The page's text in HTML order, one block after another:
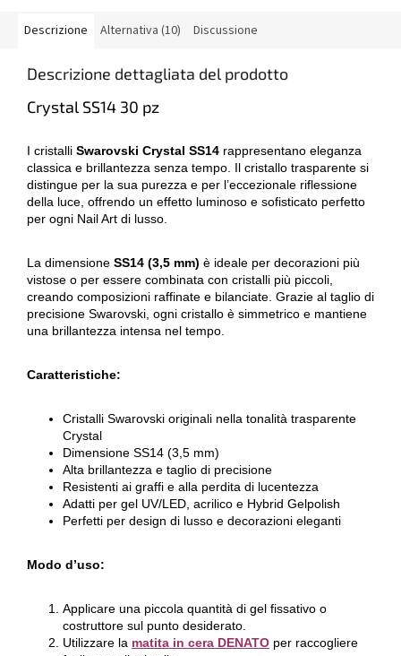
Descrizione Alternativa (10) Discussione
Descrizione dettagliata del prodotto
Crystal SS14 30 pz
I cristalli Swarovski Crystal SS14 rappresentano eleganza
classica e brillantezza senza tempo. Il cristallo trasparente si
distingue per la sua purezza e per l’eccezionale riflessione
della luce, offrendo un effetto luminoso e sofisticato perfetto
per ogni Nail Art di lusso.
La dimensione SS14 (3,5 mm) è ideale per decorazioni più
vistose o per essere combinata con cristalli più piccoli,
creando composizioni raffinate e bilanciate. Grazie al taglio di
precisione Swarovski, ogni cristallo è simmetrico e mantiene
una brillantezza intensa nel tempo.
Caratteristiche:
Cristalli Swarovski originali nella tonalità trasparente
Crystal
Dimensione SS14 (3,5 mm)
Alta brillantezza e taglio di precisione
Resistenti ai graffi e alla perdita di lucentezza
Adatti per gel UV/LED, acrilico e Hybrid Gelpolish
Perfetti per design di lusso e decorazioni eleganti
Modo d’uso:
Applicare una piccola quantità di gel fissativo o
costruttore sul punto desiderato.
Utilizzare la matita in cera DENATO per raccogliere